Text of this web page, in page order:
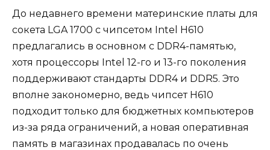
До недавнего времени материнские платы для
сокета LGA 1700 с чипсетом Intel H610
предлагались в основном с DDR4-памятью,
хотя процессоры Intel 12-го и 13-го поколения
поддерживают стандарты DDR4 и DDR5. Это
вполне закономерно, ведь чипсет H610
подходит только для бюджетных компьютеров
из-за ряда ограничений, а новая оперативная
память в магазинах продавалась по очень